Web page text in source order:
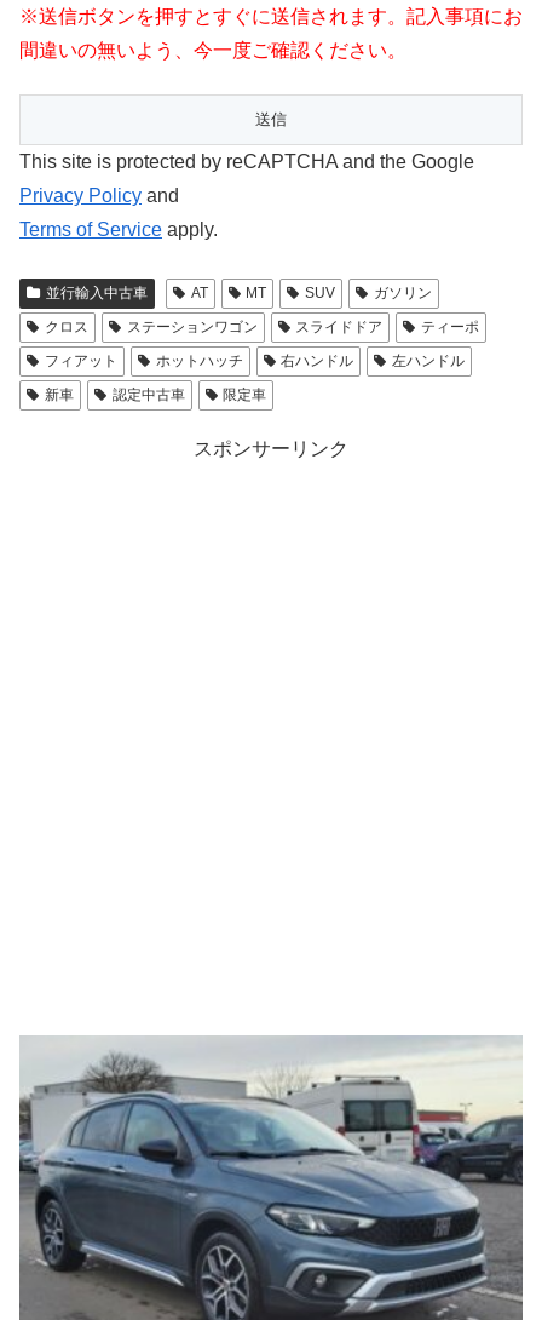
※送信ボタンを押すとすぐに送信されます。記入事項にお
間違いの無いよう、今一度ご確認ください。
This site is protected by reCAPTCHA and the Google
Privacy Policy and
Terms of Service apply.
並行輸入中古車 AT MT SUV
ガソリン
クロス
ステーションワゴン スライドドア
ティーポ
フィアット
ホットハッチ 右ハンドル
左ハンドル
新車
認定中古車 限定車
スポンサーリンク